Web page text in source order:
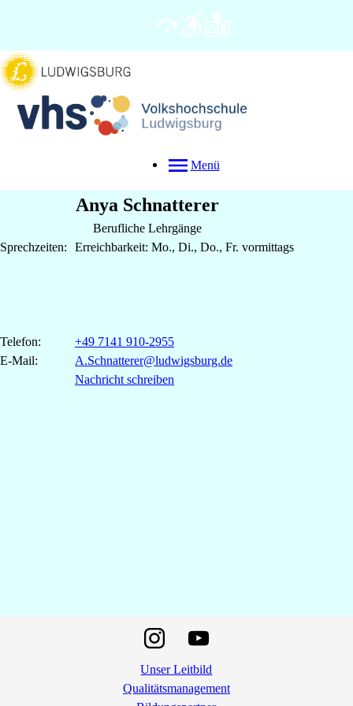
Menü
Anya Schnatterer
Berufliche Lehrgänge
Sprechzeiten:
Erreichbarkeit: Mo., Di., Do., Fr. vormittags
Telefon:
+49 7141 910-2955
E-Mail:
A.Schnatterer@ludwigsburg.de
Nachricht schreiben
Unser Leitbild
Qualitätsmanagement